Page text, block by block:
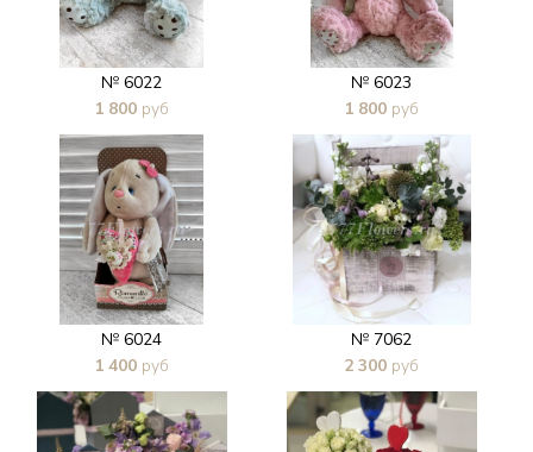
№ 6022
1 800 руб
В 1 клик
№ 6023
1 800 руб
В 1 клик
№ 6024
1 400 руб
В 1 клик
№ 7062
2 300 руб
В 1 клик